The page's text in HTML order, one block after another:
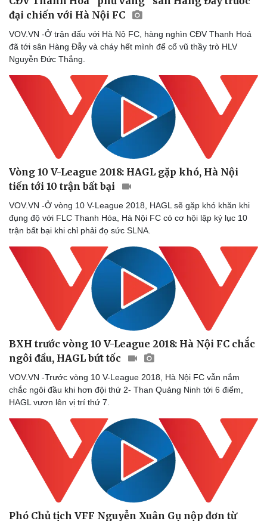
Sức khỏe
Dinh dưỡng - món ngon
Cây thuốc
Sản phụ khoa
Nam khoa
Làm đẹp - giảm cân
Phòng mạch online
Ăn sạch sống khỏe
Nhà đẹp
Blog
đại chiến với Hà Nội FC
VOV.VN -Ở trận đấu với Hà Nộ FC, hàng nghìn CĐV Thanh Hoá
đã tới sân Hàng Đẫy và cháy hết mình để cổ vũ thầy trò HLV
Nguyễn Đức Thắng.
Vòng 10 V-League 2018: HAGL gặp khó, Hà Nội
tiến tới 10 trận bất bại
VOV.VN -Ở vòng 10 V-League 2018, HAGL sẽ gặp khó khăn khi
đụng độ với FLC Thanh Hóa, Hà Nội FC có cơ hội lập kỷ lục 10
trận bất bại khi chỉ phải đọ sức SLNA.
BXH trước vòng 10 V-League 2018: Hà Nội FC chắc
ngôi đầu, HAGL bứt tốc
VOV.VN -Trước vòng 10 V-League 2018, Hà Nội FC vẫn nắm
chắc ngôi đầu khi hơn đội thứ 2- Than Quảng Ninh tới 6 điểm,
HAGL vươn lên vị trí thứ 7.
Phó Chủ tịch VFF Nguyễn Xuân Gụ nộp đơn từ